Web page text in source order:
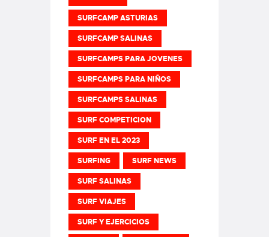
SURFCAMP ASTURIAS
SURFCAMP SALINAS
SURFCAMPS PARA JOVENES
SURFCAMPS PARA NIÑOS
SURFCAMPS SALINAS
SURF COMPETICION
SURF EN EL 2023
SURFING SURF NEWS
SURF SALINAS
SURF VIAJES
SURF Y EJERCICIOS